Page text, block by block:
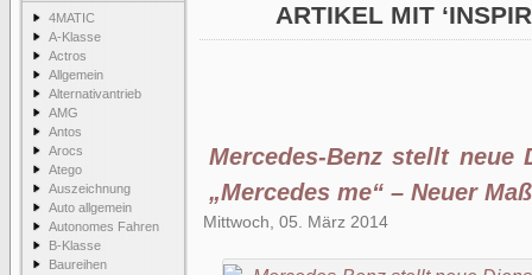
4MATIC
A-Klasse
Actros
Allgemein
Alternativantrieb
AMG
Antos
Arocs
Atego
Auszeichnung
Auto allgemein
Autonomes Fahren
B-Klasse
Baureihen
ARTIKEL MIT
Mercedes-Benz stellt neue
„Mercedes me“ – Neuer
Mittwoch, 05. März 2014